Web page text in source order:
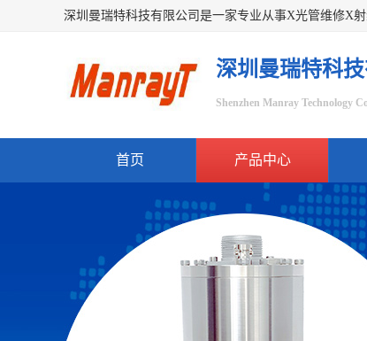
深圳曼瑞特科
Shenzhen Manray Technology
首页 产品中心